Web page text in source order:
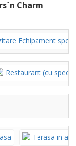
Charm
Echipament
Restaurant (cu
Terasa in